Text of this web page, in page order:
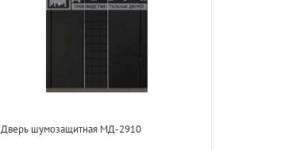
Дверь шумозащитная МД-2910